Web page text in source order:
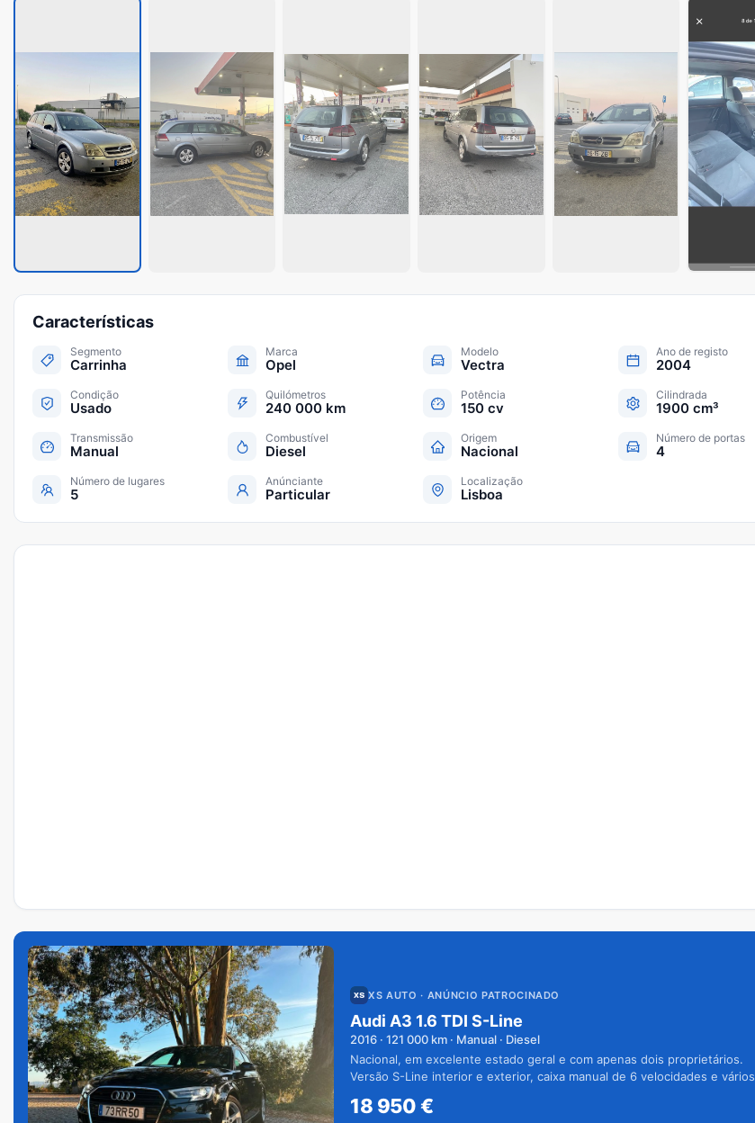
Características
Segmento
Carrinha
Marca
Opel
Modelo
Vectra
Ano de registo
2004
Condição
Usado
Quilómetros
240 000 km
Potência
150 cv
Cilindrada
1900 cm³
Transmissão
Manual
Combustível
Diesel
Origem
Nacional
Número de portas
4
Número de lugares
5
Anúnciante
Particular
Localização
Lisboa
XS AUTO · ANÚNCIO PATROCINADO
Audi A3 1.6 TDI S-Line
2016 · 121 000 km · Manual · Diesel
Nacional, em excelente estado geral e com apenas dois proprietários.
Versão S-Line interior e exterior, caixa manual de 6 velocidades e vários
18 950€